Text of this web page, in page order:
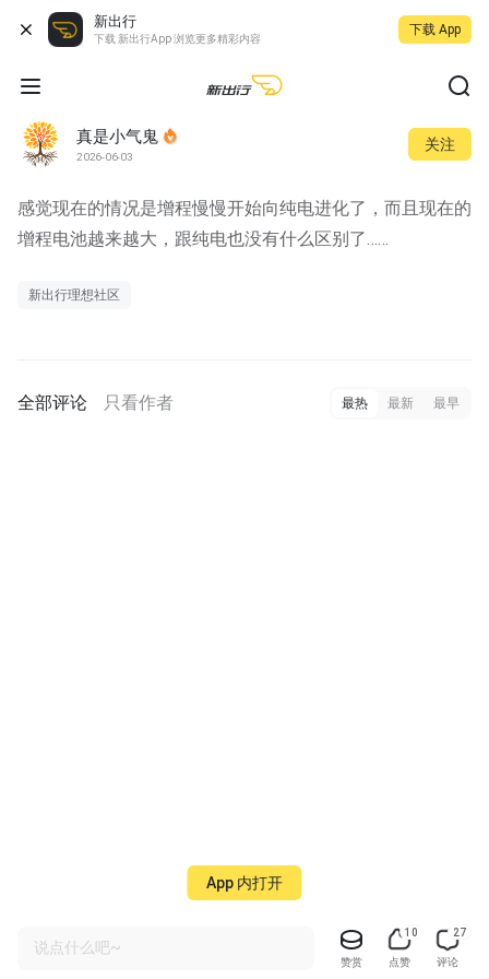
新出行
下载 新出行App 浏览更多精彩内容
下载 App
真是小气鬼
2026-06-03
关注
感觉现在的情况是增程慢慢开始向纯电进化了，而且现在的
增程电池越来越大，跟纯电也没有什么区别了……
新出行理想社区
全部评论 只看作者 最热 最新 最早
说点什么吧~
赞赏
10
点赞
27
评论
App 内打开